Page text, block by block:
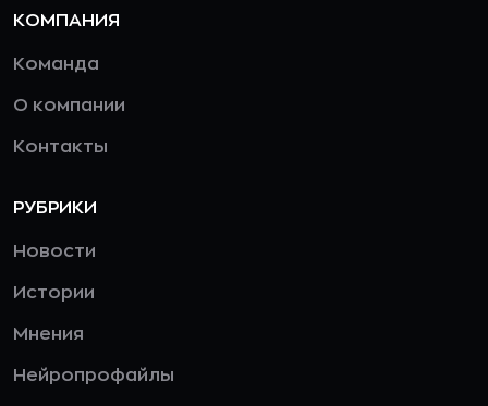
КОМПАНИЯ
Команда
О компании
Контакты
РУБРИКИ
Новости
Истории
Мнения
Нейропрофайлы